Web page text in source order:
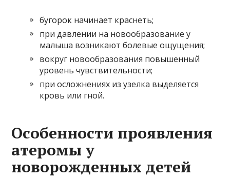
бугорок начинает краснеть;
при давлении на новообразование у
малыша возникают болевые ощущения;
вокруг новообразования повышенный
уровень чувствительности;
при осложнениях из узелка выделяется
кровь или гной.
Особенности проявления
атеромы у
новорожденных детей